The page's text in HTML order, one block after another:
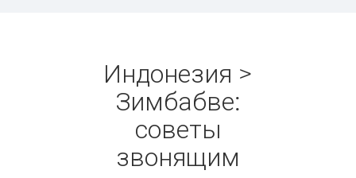
Индонезия >
Зимбабве:
советы
звонящим